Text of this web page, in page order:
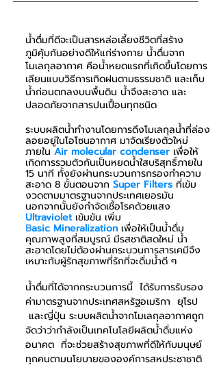
น้ำดื่มที่ดีจะเป็นสารหล่อเลี้ยงชีวิตที่สร้าง
ภูมิคุ้มกันอย่างดีให้แก่ร่างกาย น้ำดื่มจาก
โมเลกุลอากาศ คือน้ำหยดแรกที่เกิดขึ้นโดยการ
เลียนแบบวิธีการเกิดฝนตามธรรมชาติ และเก็บ
น้ำก่อนตกลงบนพื้นดิน น้ำจึงสะอาด และ
ปลอดภัยจากสารปนเปื้อนทุกชนิด
ระบบผลิตน้ำทำงานโดยการดึงโมเลกุลน้ำที่ล่อง
ลอยอยู่ในโอโซนอากาศ มาจัดเรียงตัวใหม่
ภายใน Air molecular condenser เพื่อให้
เกิดการรวมตัวกันเป็นหยดน้ำใสบริสุทธิ์ภายใน
15 นาที ทั้งยังผ่านกระบวนการกรองทำความ
สะอาด 8 ขั้นตอนจาก Super Filters ที่เข้ม
งวดตามมาตรฐานจากประเทศเยอรมัน
นอกจากนั้นยังกำจัดเชื้อโรคด้วยแสง
Ultravioletเข้มข้น เพิ่ม
Basic Mineralizationเพื่อให้เป็นน้ำดื่ม
คุณภาพสูงที่สมบูรณ์ มีรสชาติสดใหม่ น้ำ
สะอาดโดยไม่ต้องผ่านกระบวนการสารเคมีจึง
เหมาะกับผู้รักสุขภาพที่รักที่จะดื่มน้ำดี ๆ
น้ำดื่มที่ได้จากกระบวนการนี้ ได้รับการรับรอง
ค่ามาตรฐานจากประเทศสหรัฐอเมริกา ยุโรป
และญี่ปุ่น ระบบผลิตน้ำจากโมเลกุลอากาศถูก
จัดว่าว่ากำลังเป็นเทคโนโลยีผลิตน้ำดื่มแห่ง
อนาคต ที่จะช่วยสร้างสุขภาพที่ดีให้กับมนุษย์
ทุกคนตามนโยบายขององค์การสหประชาชาติ